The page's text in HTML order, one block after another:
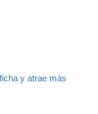
y atrae más